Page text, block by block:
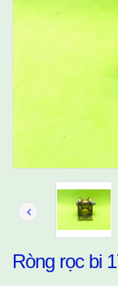
Ròng rọc bi